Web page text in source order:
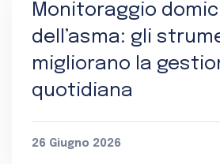
Monitoraggio
dell’asma: gli
migliorano la
quotidiana
26 Giugno 2026